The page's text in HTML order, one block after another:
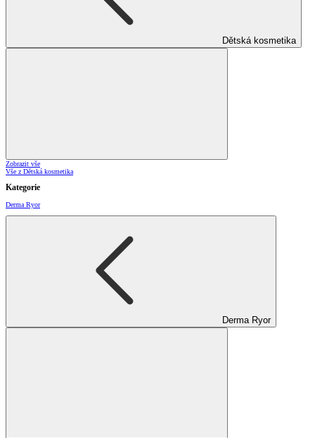
Dětská kosmetika
Zobrazit vše
Vše z Dětská kosmetika
Kategorie
Derma Ryor
Derma Ryor